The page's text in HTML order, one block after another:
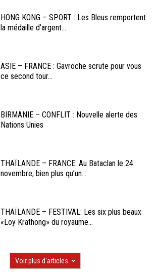
HONG KONG – SPORT : Les Bleus remportent
la médaille d’argent...
ASIE – FRANCE : Gavroche scrute pour vous
ce second tour...
BIRMANIE – CONFLIT : Nouvelle alerte des
Nations Unies
THAÏLANDE – FRANCE: Au Bataclan le 24
novembre, bien plus qu’un...
THAÏLANDE – FESTIVAL: Les six plus beaux
«Loy Krathong» du royaume...
Voir plus d'articles